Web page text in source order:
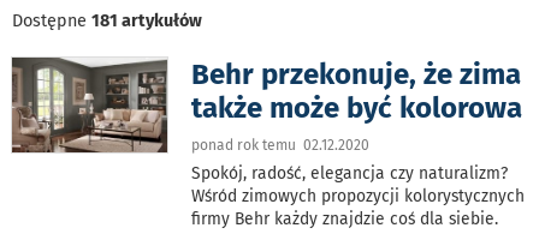
Dostępne 181 artykułów
Behr przekonuje, że zima
także może być kolorowa
ponad rok temu 02.12.2020
Spokój, radość, elegancja czy naturalizm?
Wśród zimowych propozycji kolorystycznych
firmy Behr każdy znajdzie coś dla siebie.